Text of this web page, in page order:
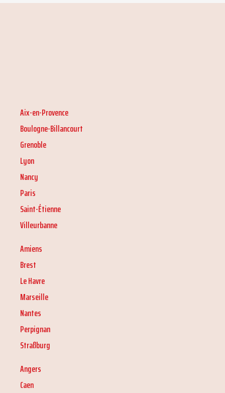
Aix-en-Provence
Boulogne-Billancourt
Grenoble
Lyon
Nancy
Paris
Saint-Étienne
Villeurbanne
Amiens
Brest
Le Havre
Marseille
Nantes
Perpignan
Straßburg
Angers
Caen